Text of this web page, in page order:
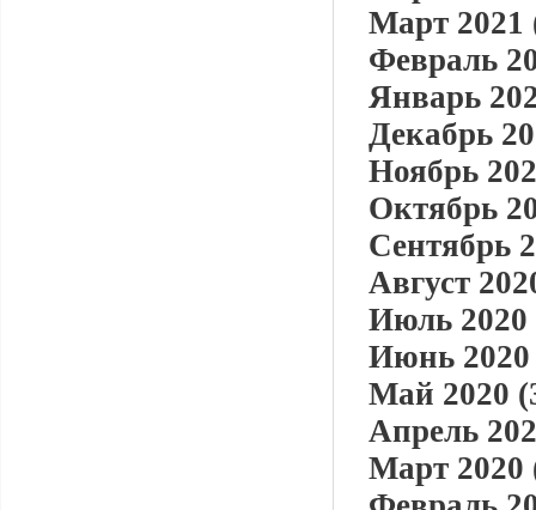
Март 2021
Февраль
Январь
Декабрь
Ноябрь
Октябрь
Сентябрь
Август
Июль 2020
Июнь 2020
Май 2020
Апрель
Март 2020